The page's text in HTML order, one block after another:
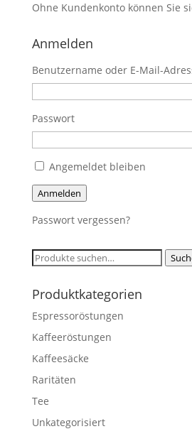
Ohne Kundenkonto können Sie
Anmelden
Benutzername oder E-Mail-
Passwort
Angemeldet bleiben
Anmelden
Passwort vergessen?
Suche
Produktkategorien
Espressoröstungen
Kaffeeröstungen
Kaffeesäcke
Raritäten
Tee
Unkategorisiert